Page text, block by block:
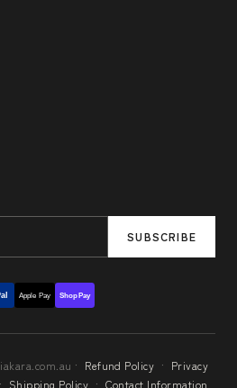
SUBSCRIBE
Apple Pay Shop Pay
· Refund Policy · Privacy
· Shipping Policy · Contact Information